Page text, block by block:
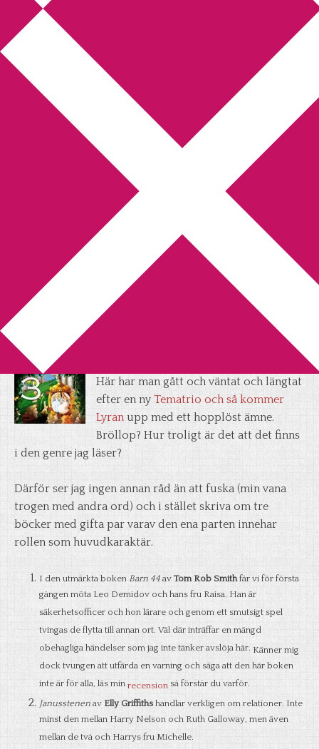
Annikas litteratur- och
kulturblogg
Deckare, kriminalromaner, thrillers
Boktolva Författarfemman
Webbshop Amazon
Bokbloggsjerka Bloggmaraton
Kriminalroman
Min tv-blogg
You are here: Okategoriserade /Tematrio –
Bröllop
Tematrio – Bröllop
2013-05-14by
Här har man gått och väntat och längtat
efter en ny Tematrio och så kommer
Lyran upp med ett hopplöst ämne.
Bröllop? Hur troligt är det att det finns
i den genre jag läser?
Därför ser jag ingen annan råd än att fuska (min vana
trogen med andra ord) och i stället skriva om tre
böcker med gifta par varav den ena parten innehar
rollen som huvudkaraktär.
I den utmärkta boken Barn 44 av Tom Rob Smithfår vi för första
gången möta Leo Demidov och hans fru Raisa. Han är
säkerhetsofficer och hon lärare och genom ett smutsigt spel
tvingas de flytta till annan ort. Väl där inträffar en mängd
obehagliga händelser som jag inte tänker avslöja här. Känner mig
dock tvungen att utfärda en varning och säga att den här boken
inte är för alla, läs min recension så förstår du varför.
Janusstenen av Elly Griffiths handlar verkligen om relationer. Inte
minst den mellan Harry Nelson och Ruth Galloway, men även
mellan de två och Harrys fru Michelle.